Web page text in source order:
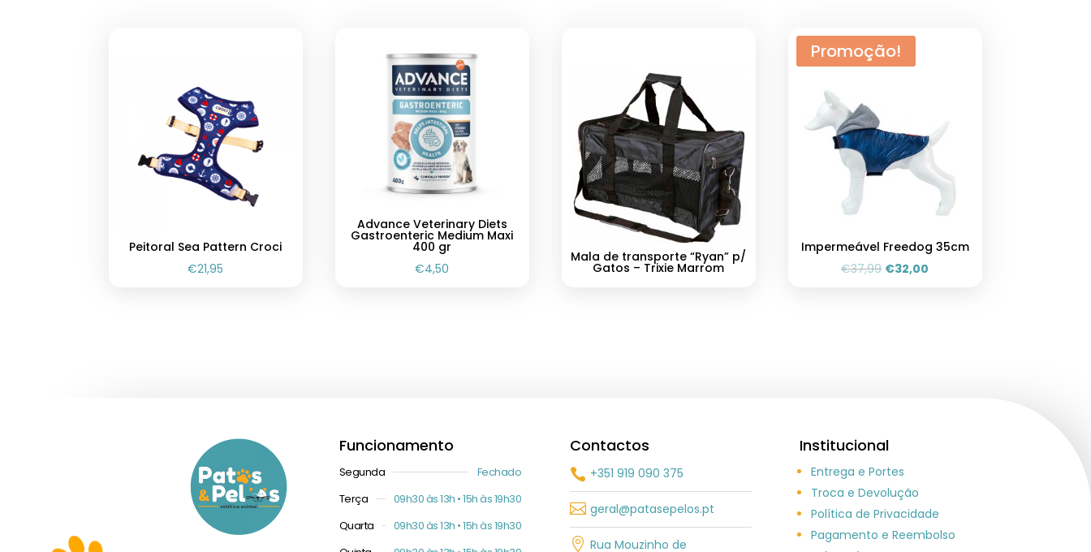
Peitoral Sea Pattern Croci
€21,95
Advance Veterinary Diets
Gastroenteric Medium Maxi
400 gr
€4,50
Mala de transporte “Ryan” p/
Gatos – Trixie Marrom
Promoção!
Impermeável Freedog 35cm
€37,99 €32,00
Funcionamento
Segunda
Fechado
Terça
09h30 às 13h • 15h às 19h30
Quarta
09h30 às 13h • 15h às 19h30
Contactos
 +351 919 090 375
 geral@patasepelos.pt
 Rua Mouzinho de
Institucional
Entrega e Portes
Troca e Devolução
Política de Privacidade
Pagamento e Reembolso